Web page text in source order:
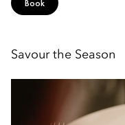
Book
Savour the Season